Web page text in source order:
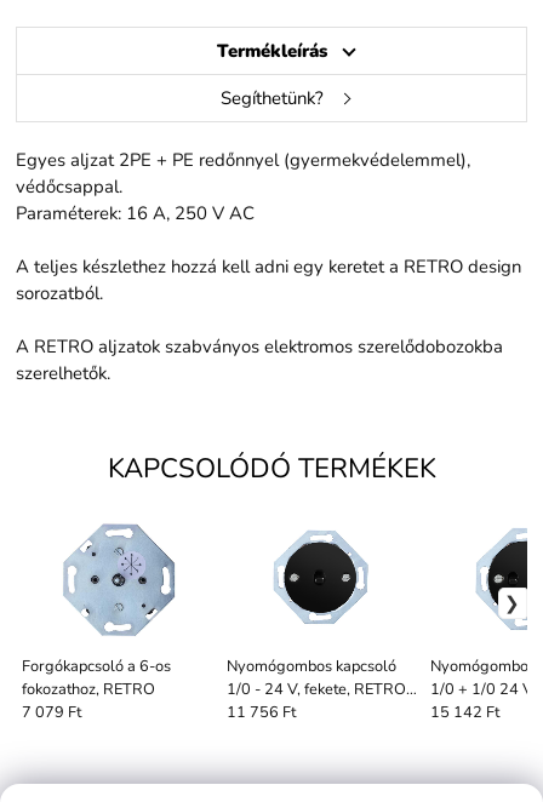
Termékleírás
Segíthetünk?
Egyes aljzat 2PE + PE redőnnyel (gyermekvédelemmel),
védőcsappal.
Paraméterek: 16 A, 250 V AC
A teljes készlethez hozzá kell adni egy keretet a RETRO design
sorozatból.
A RETRO aljzatok szabványos elektromos szerelődobozokba
szerelhetők.
KAPCSOLÓDÓ TERMÉKEK
Forgókapcsoló a 6-os
fokozathoz, RETRO
7 079 Ft
Nyomógombos kapcsoló
1/0 - 24 V, fekete, RETRO,
fekete vezérlés
11 756 Ft
Nyomógombos
1/0 + 1/0 24 V-
RETRO, fekete
15 142 Ft